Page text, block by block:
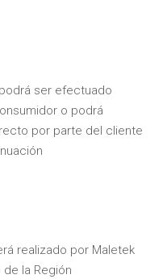
ser efectuado
o podrá
por parte del cliente
realizado por Maletek
la Región